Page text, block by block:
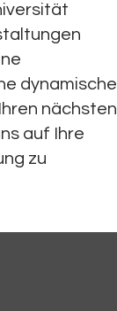
dynamische
nächsten
auf Ihre
zu